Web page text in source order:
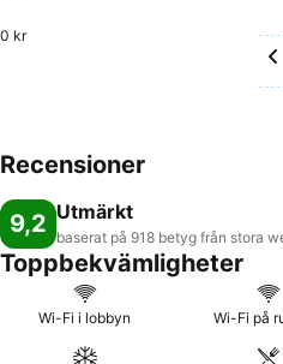
0 kr
Recensioner
9,2 Utmärkt
baserat på 918 betyg från stora
Toppbekvämligheter
Wi-Fi i lobbyn Wi-Fi på